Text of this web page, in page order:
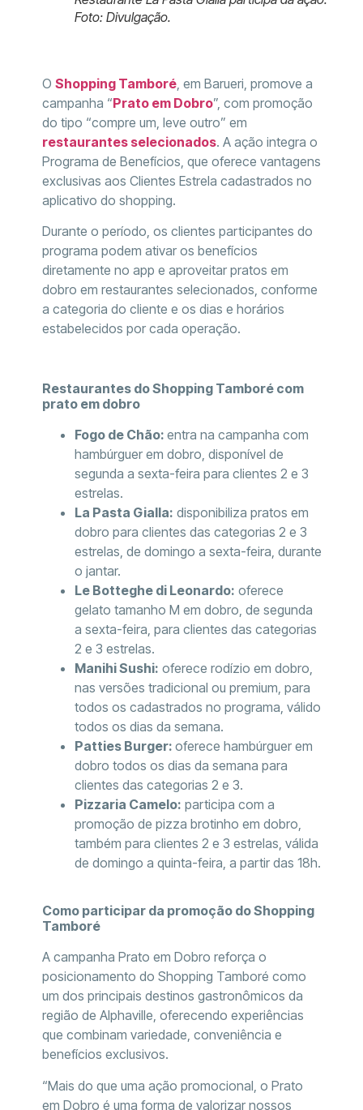
Foto: Divulgação.
O Shopping Tamboré, em Barueri, promove a
campanha “Prato em Dobro”, com promoção
do tipo “compre um, leve outro” em
restaurantes selecionados. A ação integra o
Programa de Benefícios, que oferece vantagens
exclusivas aos Clientes Estrela cadastrados no
aplicativo do shopping.
Durante o período, os clientes participantes do
programa podem ativar os benefícios
diretamente no app e aproveitar pratos em
dobro em restaurantes selecionados, conforme
a categoria do cliente e os dias e horários
estabelecidos por cada operação.
Restaurantes do Shopping Tamboré com
prato em dobro
Fogo de Chão: entra na campanha com
hambúrguer em dobro, disponível de
segunda a sexta-feira para clientes 2 e 3
estrelas.
La Pasta Gialla: disponibiliza pratos em
dobro para clientes das categorias 2 e 3
estrelas, de domingo a sexta-feira, durante
o jantar.
Le Botteghe di Leonardo: oferece
gelato tamanho M em dobro, de segunda
a sexta-feira, para clientes das categorias
2 e 3 estrelas.
Manihi Sushi: oferece rodízio em dobro,
nas versões tradicional ou premium, para
todos os cadastrados no programa, válido
todos os dias da semana.
Patties Burger: oferece hambúrguer em
dobro todos os dias da semana para
clientes das categorias 2 e 3.
Pizzaria Camelo: participa com a
promoção de pizza brotinho em dobro,
também para clientes 2 e 3 estrelas, válida
de domingo a quinta-feira, a partir das 18h.
Como participar da promoção do Shopping
Tamboré
A campanha Prato em Dobro reforça o
posicionamento do Shopping Tamboré como
um dos principais destinos gastronômicos da
região de Alphaville, oferecendo experiências
que combinam variedade, conveniência e
benefícios exclusivos.
“Mais do que uma ação promocional, o Prato
em Dobro é uma forma de valorizar nossos